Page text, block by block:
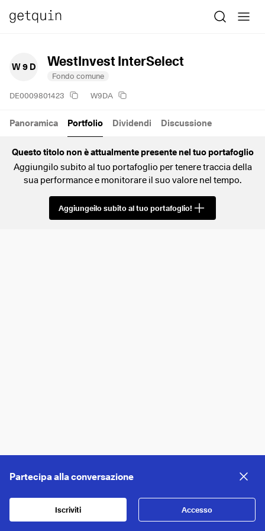
W 9 D WestInvest InterSelect
Fondo comune
DE0009801423 W9DA
Panoramica Portfolio Dividendi Discussione
Questo titolo non è attualmente presente nel tuo portafoglio
Aggiungilo subito al tuo portafoglio per tenere traccia della
sua performance e monitorare il suo valore nel tempo.
Aggiungeilo subito al tuo portafoglio!
Partecipa alla conversazione
Iscriviti Accesso